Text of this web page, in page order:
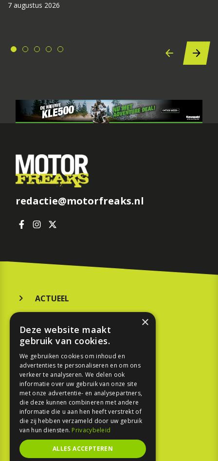
7 augustus 2026
redactie@motorfreaks.nl
ACTUEEL
KOOPGIDS
TESTEN
SPORT
REPORTAGE
TOUREN
NIEUWSBRIEF
×
Deze website maakt
gebruik van cookies.
We gebruiken cookies om inhoud en
advertenties te personaliseren en om ons
verkeer te analyseren. We delen ook
informatie over uw gebruik van onze site
met onze advertentie- en analysepartners,
die deze kunnen combineren met andere
informatie die u aan hen heeft verstrekt of
die zij hebben verzameld door uw gebruik
van hun diensten. Privacybeleid
ALLES ACCEPTEREN